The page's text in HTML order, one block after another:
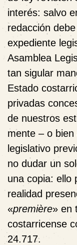
interés: salvo
redacción
expediente
Asamblea
tan sigular
Estado
privadas
de nuestros
mente – o
legislativo
no dudar un
una copia: ello
realidad
«première» en
costarricense
24.717.